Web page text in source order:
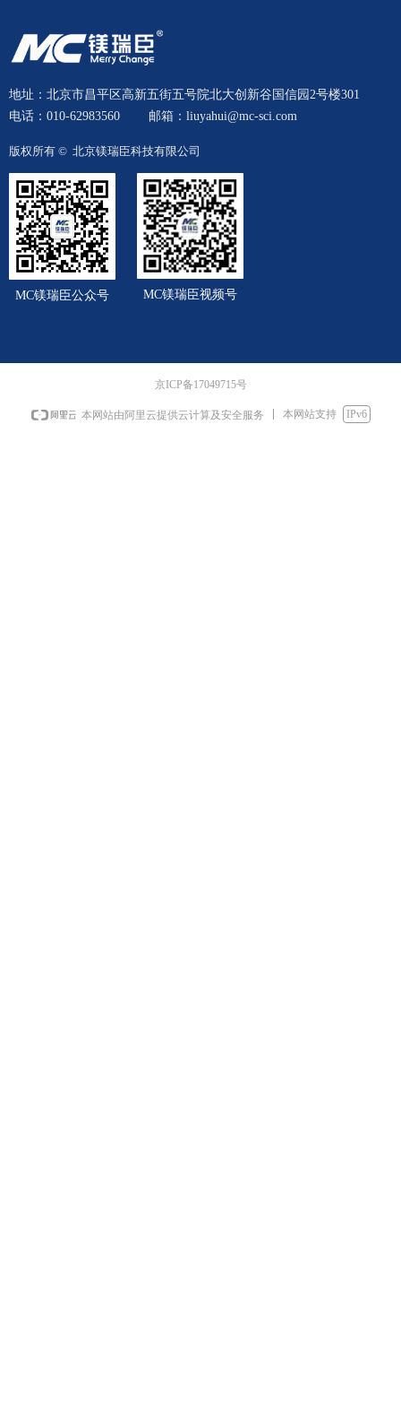
版权所有 © 北京镁瑞臣科技有限公司
地址：北京市昌平区高新五街五号院北大创新谷国信园2号楼301
电话：010-62983560 邮箱：liuyahui@mc-sci.com
MC镁瑞臣公众号 MC镁瑞臣视频号
京ICP备17049715号
本网站由阿里云提供云计算及安全服务 本网站支持 IPv6